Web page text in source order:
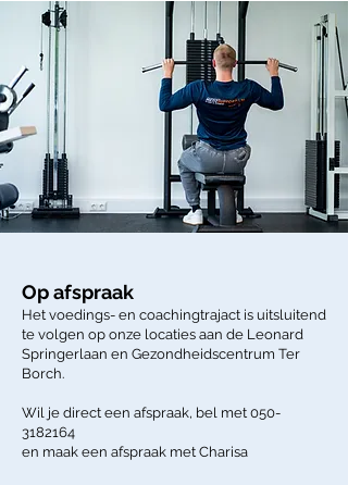
Op afspraak
Het voedings- en coachingtrajact is uitsluitend
te volgen op onze locaties aan de Leonard
Springerlaan en Gezondheidscentrum Ter
Borch.
Wil je direct een afspraak, bel met 050-
3182164
en maak een afspraak met Charisa